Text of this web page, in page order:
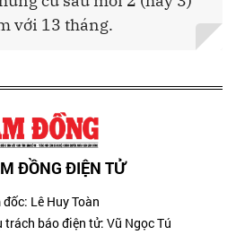
với 13 tháng.
ĐỒNG ĐIỆN TỬ
Lê Huy Toàn
trách báo điện tử: Vũ Ngọc Tú